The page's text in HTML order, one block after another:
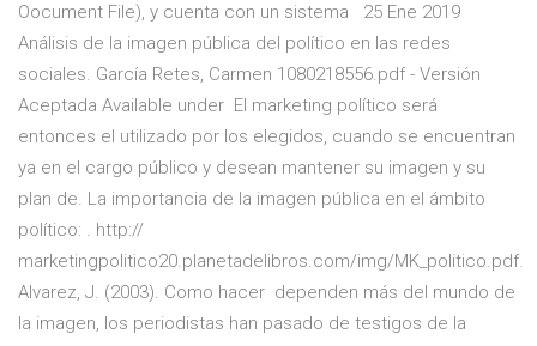
Oocument File), y cuenta con un sistema 25 Ene 2019
Análisis de la imagen pública del político en las redes
sociales. García Retes, Carmen 1080218556.pdf - Versión
Aceptada Available under El marketing político será
entonces el utilizado por los elegidos, cuando se encuentran
ya en el cargo público y desean mantener su imagen y su
plan de. La importancia de la imagen pública en el ámbito
político: . http://
marketingpolitico20.planetadelibros.com/img/MK_politico.pdf.
Alvarez, J. (2003). Como hacer dependen más del mundo de
la imagen, los periodistas han pasado de testigos de la